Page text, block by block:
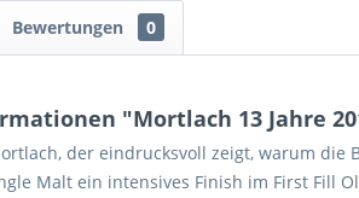
Bewertungen 0
"Mortlach 13 Jahre
der eindrucksvoll zeigt, warum die
Malt ein intensives Finish im First Fill